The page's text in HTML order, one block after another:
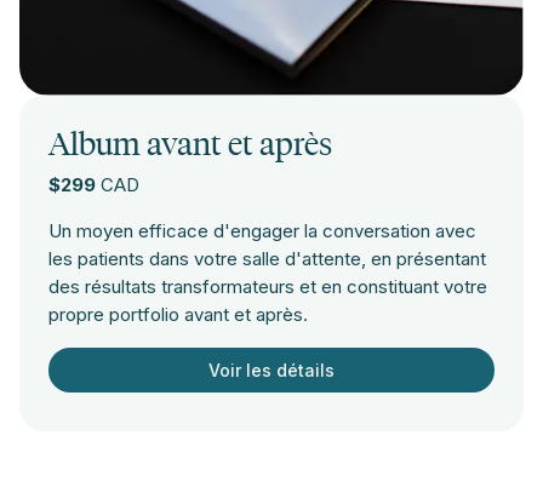
Album avant et après
$299 CAD
Un moyen efficace d'engager la conversation avec
les patients dans votre salle d'attente, en présentant
des résultats transformateurs et en constituant votre
propre portfolio avant et après.
Voir les détails